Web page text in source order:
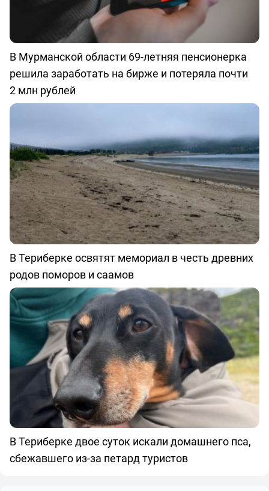
В Мурманской области 69-летняя пенсионерка
решила заработать на бирже и потеряла почти
2 млн рублей
В Териберке освятят мемориал в честь древних
родов поморов и саамов
В Териберке двое суток искали домашнего пса,
сбежавшего из-за петард туристов